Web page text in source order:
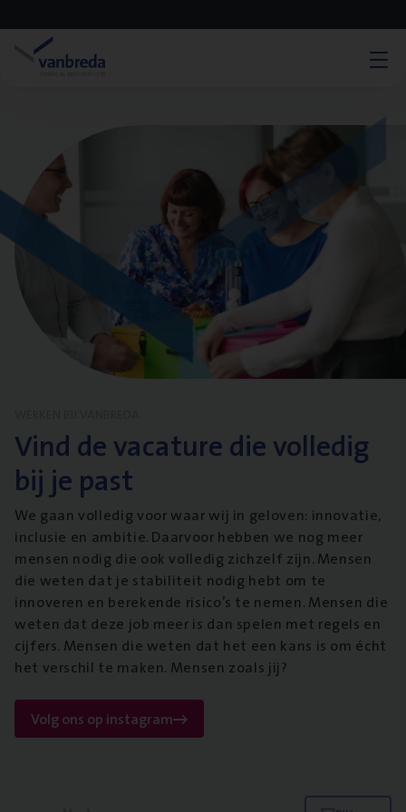
Vind de vacature die volledig
bij je past
We gaan volledig voor waar wij in geloven: innovatie,
inclusie en ambitie. Daarvoor hebben we nog meer
mensen nodig die ook volledig zichzelf zijn. Mensen
die weten dat je stabiliteit nodig hebt om te
innoveren en berekende risico’s te nemen. Mensen die
weten dat deze job meer is dan spelen met regels en
cijfers. Mensen die weten dat het een kans is om écht
het verschil te maken. Mensen zoals jij?
Volg ons op instagram